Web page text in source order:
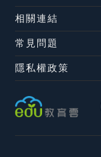
相關連結
常見問題
隱私權政策